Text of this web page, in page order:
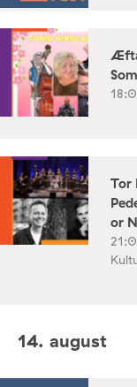
Tor
or
14. august